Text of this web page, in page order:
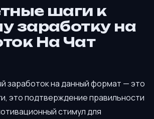
шаги к
заработку на
На Чат
заработок на данный формат — это
это подтверждение правильности
стимул для